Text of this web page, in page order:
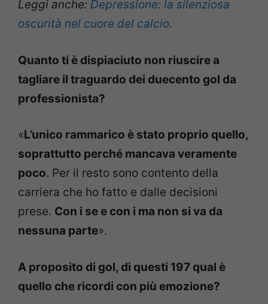
Leggi anche: Depressione: la silenziosa
oscurità nel cuore del calcio.
Quanto ti è dispiaciuto non riuscire a
tagliare il traguardo dei duecento gol da
professionista?
«L’unico rammarico è stato proprio quello,
soprattutto perché mancava veramente
poco. Per il resto sono contento della
carriera che ho fatto e dalle decisioni
prese. Con i se e con i ma non si va da
nessuna parte».
A proposito di gol, di questi 197 qual è
quello che ricordi con più emozione?